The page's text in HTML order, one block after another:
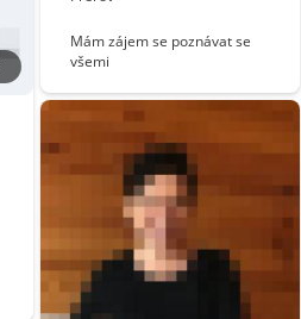
Mám zájem se poznávat se
všemi